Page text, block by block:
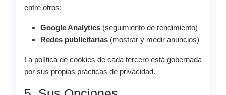
entre otros:
Google Analytics (seguimiento de rendimiento)
Redes publicitarias (mostrar y medir anuncios)
La política de cookies de cada tercero está gobernada
por sus propias prácticas de privacidad.